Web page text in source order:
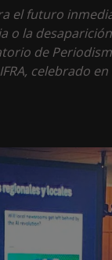
el futuro
o la
de
celebrado